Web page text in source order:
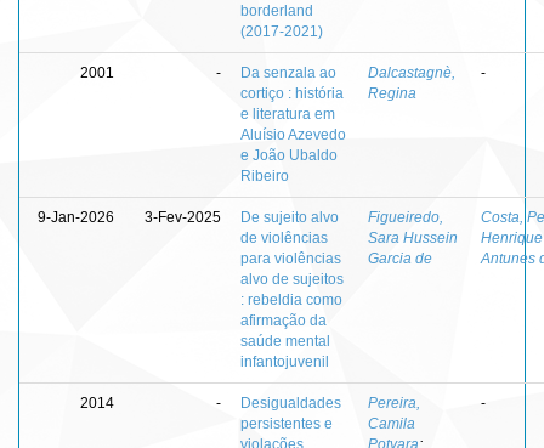
borderland
(2017-2021)
2001 -
Da senzala ao
cortiço : história
e literatura em
Aluísio Azevedo
e João Ubaldo
Ribeiro
Dalcastagnè,
Regina
-
9-Jan-2026 3-Fev-2025
De sujeito alvo
de violências
para violências
alvo de sujeitos
: rebeldia como
afirmação da
saúde mental
infantojuvenil
Figueiredo,
Sara Hussein
Garcia de
Costa,
Henrique
Antunes
2014 -
Desigualdades
persistentes e
violações
Pereira,
Camila
Potyara;
-